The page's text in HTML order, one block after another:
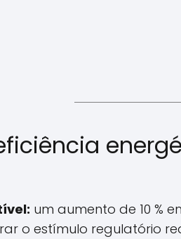
um aumento de 10 %
o estímulo regulatório